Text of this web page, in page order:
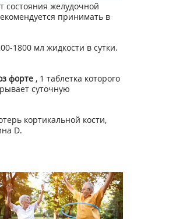
состояния желудочной
принимать в
1800 мл жидкости в сутки.
форте, 1 таблетка которого
суточную
кортикальной кости,
D.